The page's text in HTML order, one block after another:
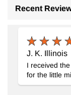
195 cm x 300 cm
26.663
TL
Recent
J. K. Illinois
I received
for the little